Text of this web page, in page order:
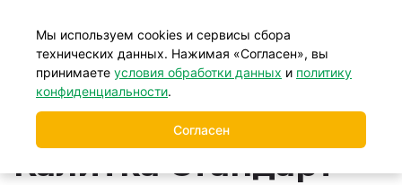
+7 (499) 877-39-88
Главная / Распашные ворота и калитки /
Распашные калитки
Калитка Стандарт
Мы используем cookies и сервисы сбора
технических данных. Нажимая «Согласен», вы
принимаете условия обработки данных и политику
конфиденциальности.
Согласен